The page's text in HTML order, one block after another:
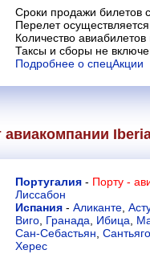
Сроки продажи билетов
Перелет
Количество
Таксы и сборы не
Подробнее о спецАкции
Португалия - Порту -
Лиссабон
Испания - Аликанте
Виго Гранада Ибица
Сан-Себастьян
Херес